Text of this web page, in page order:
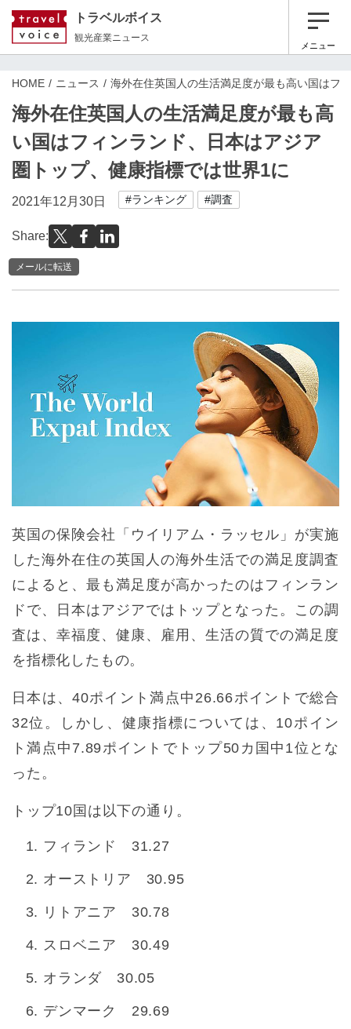
トラベルボイス
観光産業ニュース
メニュー
HOME ニュース 海外在住英国人の生活満足度が最も高い国はフ
海外在住英国人の生活満足度が最も高
い国はフィンランド、日本はアジア
圏トップ、健康指標では世界1に
2021年12月30日 #ランキング #調査
Share:
メールに転送
英国の保険会社「ウイリアム・ラッセル」が実施
した海外在住の英国人の海外生活での満足度調査
によると、最も満足度が高かったのはフィンラン
ドで、日本はアジアではトップとなった。この調
査は、幸福度、健康、雇用、生活の質での満足度
を指標化したもの。
日本は、40ポイント満点中26.66ポイントで総合
32位。しかし、健康指標については、10ポイン
ト満点中7.89ポイントでトップ50カ国中1位とな
った。
トップ10国は以下の通り。
フィランド 31.27
オーストリア 30.95
リトアニア 30.78
スロベニア 30.49
オランダ 30.05
デンマーク 29.69